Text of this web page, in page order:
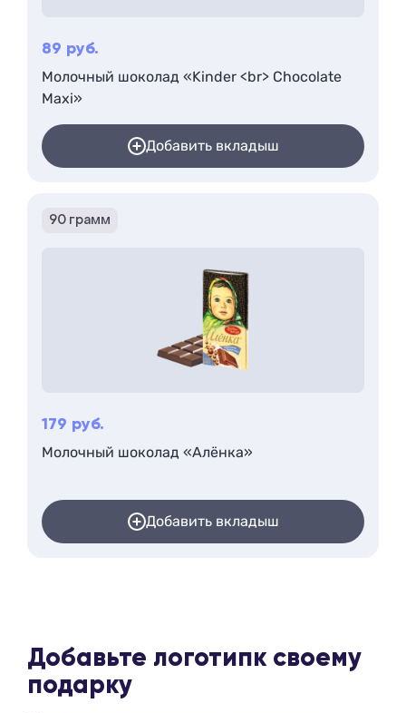
89 руб.
Молочный шоколад «Kinder <br> Chocolate
Maxi»
Добавить вкладыш
90 грамм
179 руб.
Молочный шоколад «Алёнка»
Добавить вкладыш
Добавьте логотипк своему
подарку